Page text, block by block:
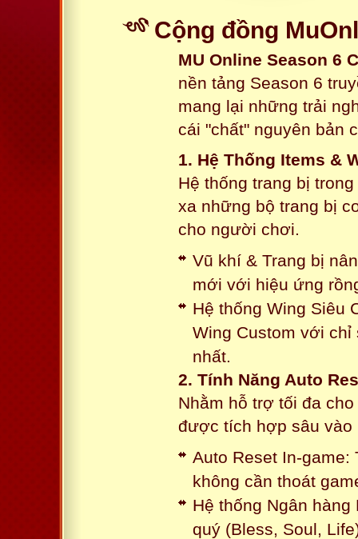
Cộng đồng
MU Online Season 6
nền tảng Season 6
mang lại những trải
cái "chất" nguyên bản
1. Hệ Thống Items &
Hệ thống trang bị
xa những bộ trang bị
cho người chơi.
Vũ khí & Trang bị
mới với hiệu ứng
Hệ thống Wing Siêu
Wing Custom với
nhất.
2. Tính Năng Auto
Nhằm hỗ trợ tối đa
được tích hợp sâu vào
Auto Reset In-game:
không cần thoát
Hệ thống Ngân
quý (Bless, Soul,